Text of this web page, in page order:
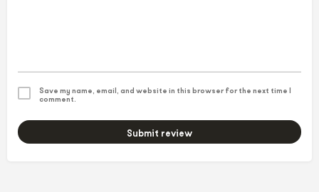
Save my name, email, and website in this browser for the next time I
comment.
Submit review